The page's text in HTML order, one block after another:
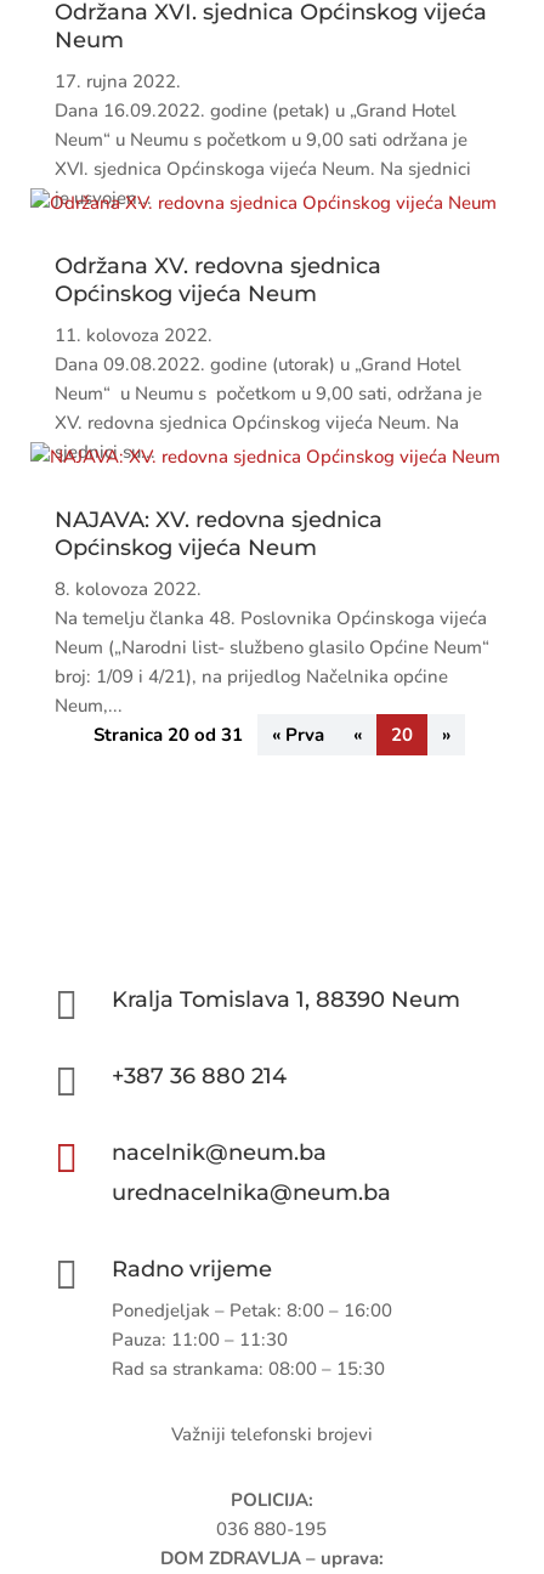
Održana XVI. sjednica Općinskog vijeća
Neum
17. rujna 2022.
Dana 16.09.2022. godine (petak) u „Grand Hotel
Neum“ u Neumu s početkom u 9,00 sati održana je
XVI. sjednica Općinskoga vijeća Neum. Na sjednici
je usvojen...
Održana XV. redovna sjednica
Općinskog vijeća Neum
11. kolovoza 2022.
Dana 09.08.2022. godine (utorak) u „Grand Hotel
Neum“ u Neumu s početkom u 9,00 sati, održana je
XV. redovna sjednica Općinskog vijeća Neum. Na
sjednici su...
NAJAVA: XV. redovna sjednica
Općinskog vijeća Neum
8. kolovoza 2022.
Na temelju članka 48. Poslovnika Općinskoga vijeća
Neum („Narodni list- službeno glasilo Općine Neum“
broj: 1/09 i 4/21), na prijedlog Načelnika općine
Neum,...
Stranica 20 od 31
« Prva « 20 »
 Kralja Tomislava 1, 88390 Neum
 +387 36 880 214

nacelnik@neum.ba
urednacelnika@neum.ba
 Radno vrijeme
Ponedjeljak – Petak: 8:00 – 16:00
Pauza: 11:00 – 11:30
Rad sa strankama: 08:00 – 15:30
Važniji telefonski brojevi
POLICIJA:
036 880-195
DOM ZDRAVLJA – uprava: